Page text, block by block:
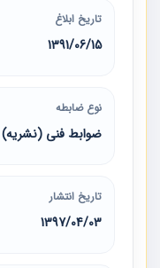
تاریخ ابلاغ
1391/06/15
نوع ضابطه
ضوابط فنی (نشریه)
تاریخ انتشار
1397/04/03